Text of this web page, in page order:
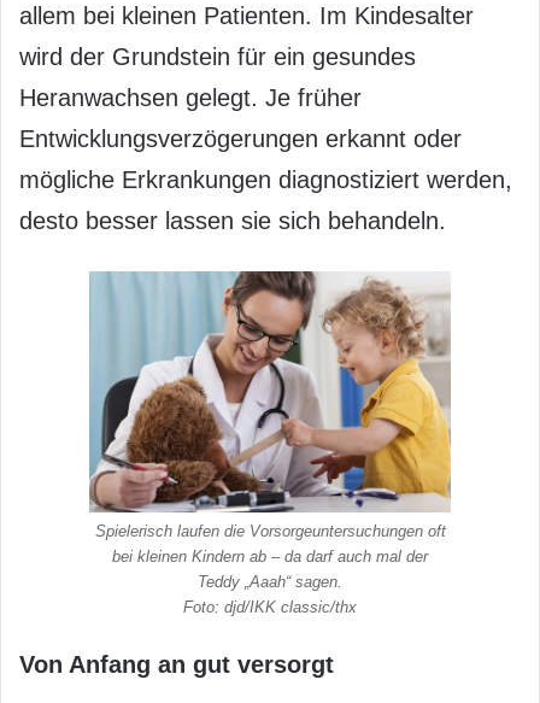
allem bei kleinen Patienten. Im Kindesalter
wird der Grundstein für ein gesundes
Heranwachsen gelegt. Je früher
Entwicklungsverzögerungen erkannt oder
mögliche Erkrankungen diagnostiziert werden,
desto besser lassen sie sich behandeln.
Spielerisch laufen die Vorsorgeuntersuchungen oft
bei kleinen Kindern ab – da darf auch mal der
Teddy „Aaah“ sagen.
Foto: djd/IKK classic/thx
Von Anfang an gut versorgt